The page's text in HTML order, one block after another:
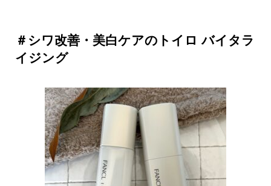
＃シワ改善・美白ケアのトイロ バイタラ
イジング